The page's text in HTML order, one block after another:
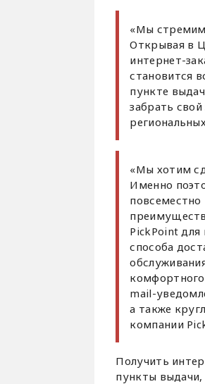
«Мы
Открывая в
интернет-
становится
пункте
забрать
«Мы хотим
Именно
PickPoint для
способа
комфортного
mail-
а также
компании
Получить
пункты выдачи,